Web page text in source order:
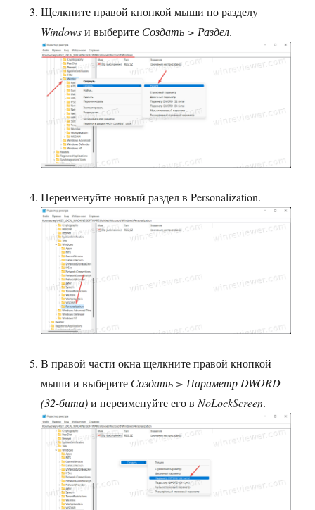
Щелкните правой кнопкой мыши по разделу
Windowsи выберите Создать > Раздел.
Переименуйте новый раздел в Personalization.
В правой части окна щелкните правой кнопкой
мыши и выберите Создать > Параметр DWORD
(32-бита)и переименуйте его в NoLockScreen.